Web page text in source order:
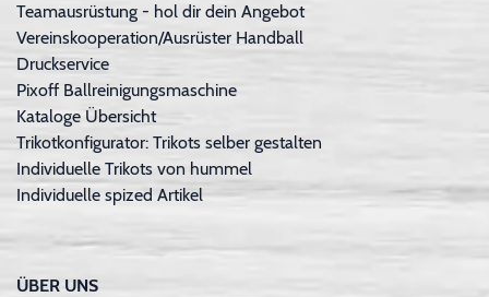
Teamausrüstung - hol dir dein Angebot
Vereinskooperation/Ausrüster Handball
Druckservice
Pixoff Ballreinigungsmaschine
Kataloge Übersicht
Trikotkonfigurator: Trikots selber gestalten
Individuelle Trikots von hummel
Individuelle spized Artikel
ÜBER UNS